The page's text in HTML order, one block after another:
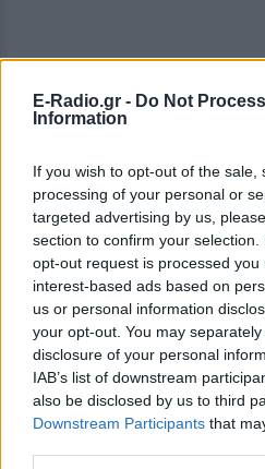
E-Radio.gr - Do Not
Information
If you wish to opt-out of the
processing of your personal or
targeted advertising by us,
section to confirm your
opt-out request is processed you
interest-based ads based on
us or personal information
your opt-out. You may
disclosure of your personal
IAB’s list of downstream
also be disclosed by us to third
Downstream Participants that